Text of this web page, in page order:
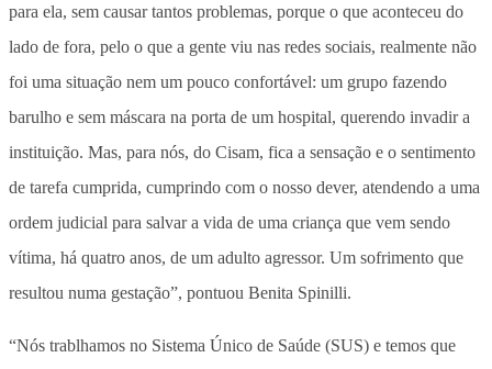
para ela, sem causar tantos problemas, porque o que aconteceu do
lado de fora, pelo o que a gente viu nas redes sociais, realmente não
foi uma situação nem um pouco confortável: um grupo fazendo
barulho e sem máscara na porta de um hospital, querendo invadir a
instituição. Mas, para nós, do Cisam, fica a sensação e o sentimento
de tarefa cumprida, cumprindo com o nosso dever, atendendo a uma
ordem judicial para salvar a vida de uma criança que vem sendo
vítima, há quatro anos, de um adulto agressor. Um sofrimento que
resultou numa gestação”, pontuou Benita Spinilli.
“Nós trablhamos no Sistema Único de Saúde (SUS) e temos que